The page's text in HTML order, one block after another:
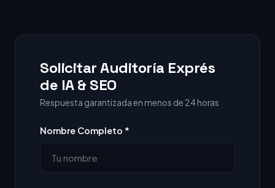
Solicitar Auditoría Exprés
de IA & SEO
Respuesta garantizada en menos de 24 horas
Nombre Completo *